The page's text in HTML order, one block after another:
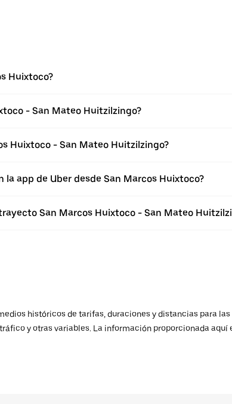
Huixtoco?
- San Mateo Huitzilzingo?
Huixtoco - San Mateo Huitzilzingo?
app de Uber desde San Marcos Huixtoco?
San Marcos Huixtoco - San Mateo
históricos de tarifas, duraciones y distancias para
y otras variables. La información proporcionada aquí